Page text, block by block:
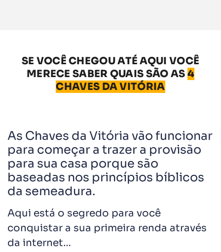
SE VOCÊ CHEGOU ATÉ AQUI VOCÊ
MERECE SABER QUAIS SÃO AS 4
CHAVES DA VITÓRIA
As Chaves da Vitória vão funcionar
para começar a trazer a provisão
para sua casa porque são
baseadas nos princípios bíblicos
da semeadura.
Aqui está o segredo para você
conquistar a sua primeira renda através
da internet…